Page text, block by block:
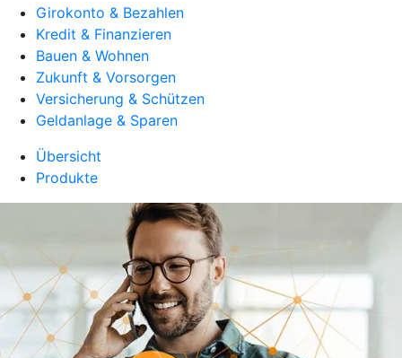
Girokonto & Bezahlen
Kredit & Finanzieren
Bauen & Wohnen
Zukunft & Vorsorgen
Versicherung & Schützen
Geldanlage & Sparen
Übersicht
Produkte